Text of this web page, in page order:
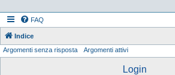
FAQ
Indice
Argomenti senza risposta Argomenti attivi
Login